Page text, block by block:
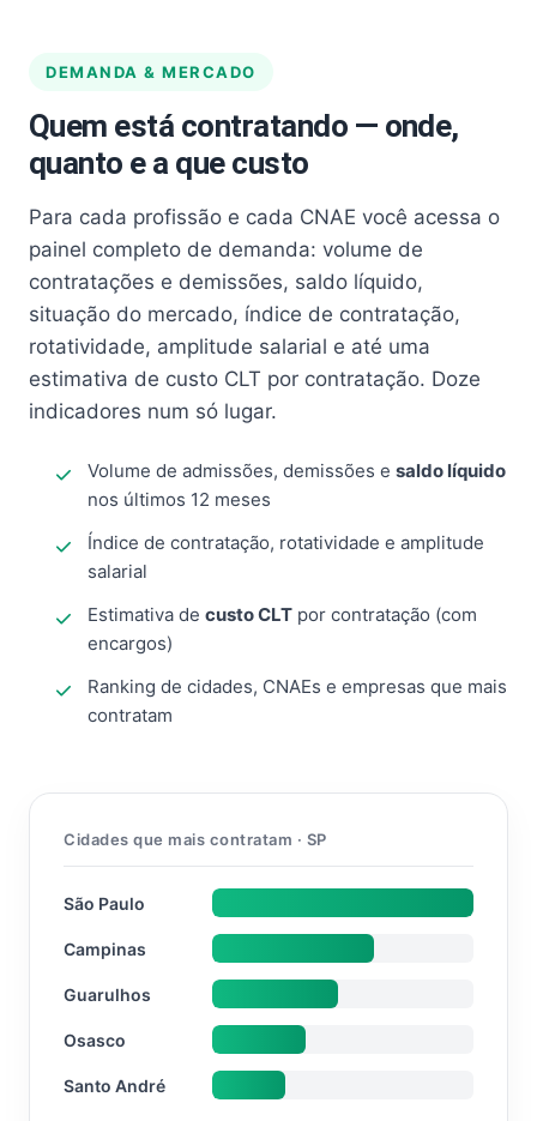
DEMANDA & MERCADO
Quem está contratando — onde,
quanto e a que custo
Para cada profissão e cada CNAE você acessa o
painel completo de demanda: volume de
contratações e demissões, saldo líquido,
situação do mercado, índice de contratação,
rotatividade, amplitude salarial e até uma
estimativa de custo CLT por contratação. Doze
indicadores num só lugar.
Volume de admissões, demissões e saldo líquido
nos últimos 12 meses
Índice de contratação, rotatividade e amplitude
salarial
Estimativa de custo CLT por contratação (com
encargos)
Ranking de cidades, CNAEs e empresas que mais
contratam
Cidades que mais contratam · SP
São Paulo
Campinas
Guarulhos
Osasco
Santo André